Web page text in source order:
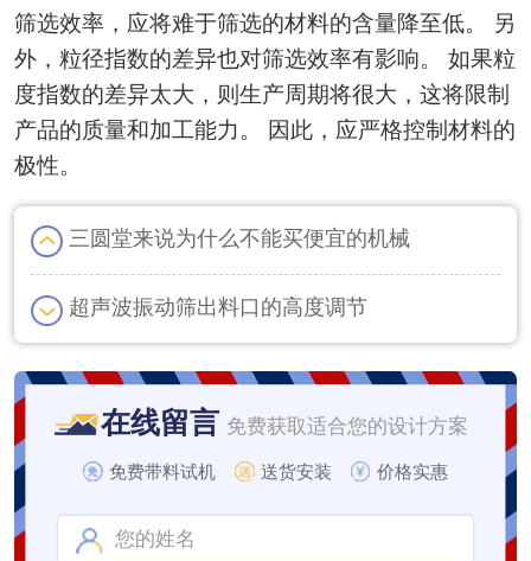
筛选效率，应将难于筛选的材料的含量降至低。 另
外，粒径指数的差异也对筛选效率有影响。 如果粒
度指数的差异太大，则生产周期将很大，这将限制
产品的质量和加工能力。 因此，应严格控制材料的
极性。
三圆堂来说为什么不能买便宜的机械
超声波振动筛出料口的高度调节
在线留言 免费获取适合您的设计方案
免费带料试机 送货安装 价格实惠